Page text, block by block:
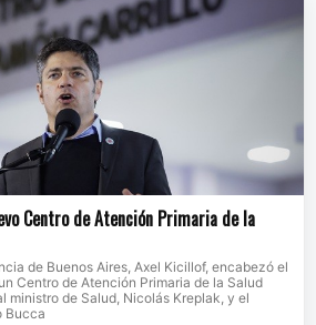
Centro de Atención Primaria de la
de Buenos Aires, Axel Kicillof, encabezó el
Centro de Atención Primaria de la Salud
ministro de Salud, Nicolás Kreplak, y el
Bucca